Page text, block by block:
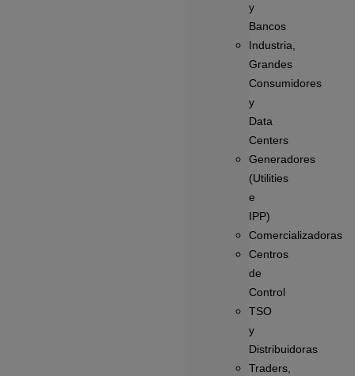
y
Bancos
Industria,
Grandes
Consumidores
y
Data
Centers
Generadores
(Utilities
e
IPP)
Comercializadoras
Centros
de
Control
TSO
y
Distribuidoras
Traders,